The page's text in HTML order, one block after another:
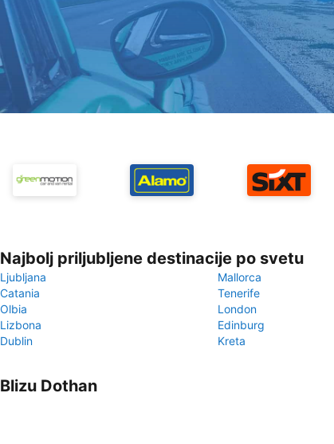
Najbolj priljubljene destinacije po svetu
Ljubljana
Mallorca
Catania
Tenerife
Olbia
London
Lizbona
Edinburg
Dublin
Kreta
Blizu Dothan